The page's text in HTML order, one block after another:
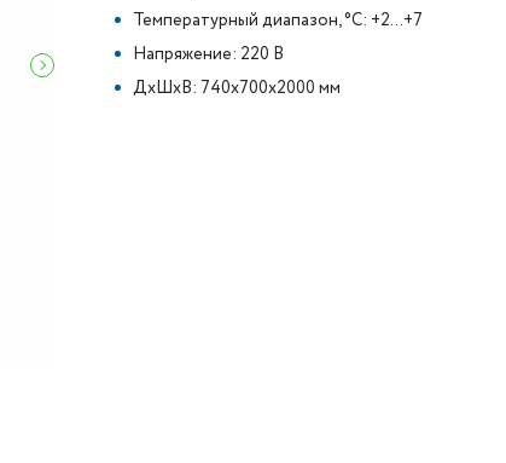
Температурный диапазон, °C: +2...+7
Напряжение: 220 В
ДxШxВ: 740x700x2000 мм